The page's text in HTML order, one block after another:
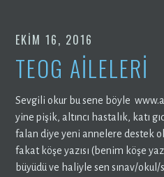
EKIM 16, 2016
TEOG AİLELERİ
Sevgili okur bu sene böyle
yine pişik, altıncı hastalık, katı
falan diye yeni annelere destek
fakat köşe yazısı (benim köşe
büyüdü ve haliyle sen sınav/